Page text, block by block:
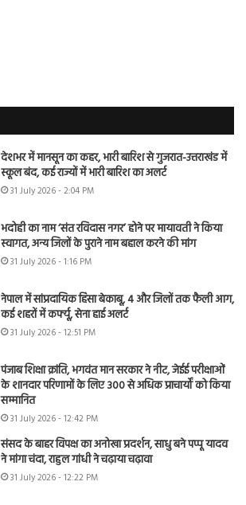
देशभर में मानसून का कहर, भारी बारिश से गुजरात-उत्तराखंड में
स्कूल बंद, कई राज्यों में भारी बारिश का अलर्ट
31 July 2026 - 2:04 PM
भदोही का नाम ‘संत रविदास नगर’ होने पर मायावती ने किया
स्वागत, अन्य जिलों के पुराने नाम बहाल करने की मांग
31 July 2026 - 1:16 PM
नेपाल में सांप्रदायिक हिंसा बेकाबू, 4 और जिलों तक फैली आग,
कई शहरों में कर्फ्यू, सेना हाई अलर्ट
31 July 2026 - 12:51 PM
पंजाब शिक्षा क्रांति, भगवंत मान सरकार ने नीट, जेईई परीक्षाओं
के शानदार परिणामों के लिए 300 से अधिक प्राचार्यों को किया
सम्मानित
31 July 2026 - 12:42 PM
संसद के बाहर विपक्ष का अनोखा प्रदर्शन, साधु बने पप्पू यादव
ने मांगा चंदा, राहुल गांधी ने चढ़ाया चढ़ावा
31 July 2026 - 12:22 PM